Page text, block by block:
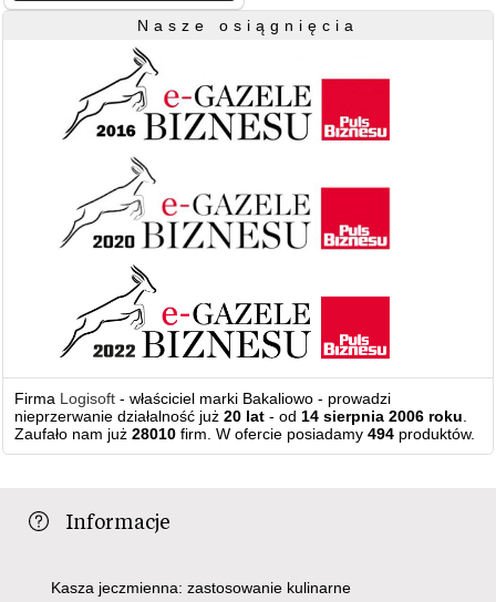
Nasze osiągnięcia
Firma Logisoft - właściciel marki Bakaliowo - prowadzi
nieprzerwanie działalność już20 lat - od 14 sierpnia 2006 roku
Zaufało nam już28010 firm. W ofercie posiadamy494 produktów.
Informacje
Kasza jeczmienna: zastosowanie kulinarne